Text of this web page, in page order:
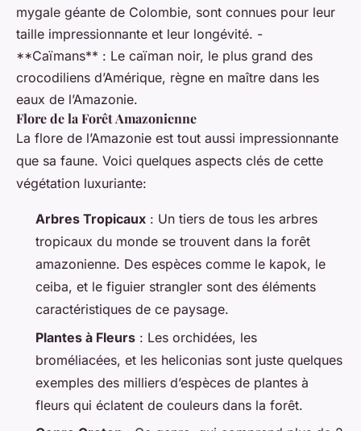
mygale géante de Colombie, sont connues pour leur
taille impressionnante et leur longévité. -
**Caïmans** : Le caïman noir, le plus grand des
crocodiliens d’Amérique, règne en maître dans les
eaux de l’Amazonie.
Flore de la Forêt Amazonienne
La flore de l’Amazonie est tout aussi impressionnante
que sa faune. Voici quelques aspects clés de cette
végétation luxuriante:
Arbres Tropicaux : Un tiers de tous les arbres
tropicaux du monde se trouvent dans la forêt
amazonienne. Des espèces comme le kapok, le
ceiba, et le figuier strangler sont des éléments
caractéristiques de ce paysage.
Plantes à Fleurs : Les orchidées, les
broméliacées, et les heliconias sont juste quelques
exemples des milliers d’espèces de plantes à
fleurs qui éclatent de couleurs dans la forêt.